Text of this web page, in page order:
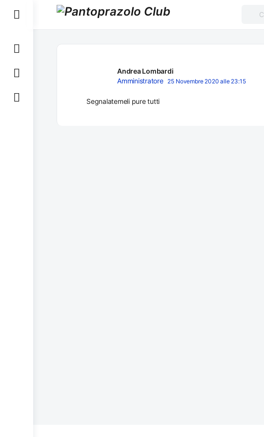
Toggle
Side
Cerca:
Andrea Lombardi
Amministratore
25 Novembre 2020 alle 23:15
Segnalatemeli pure tutti